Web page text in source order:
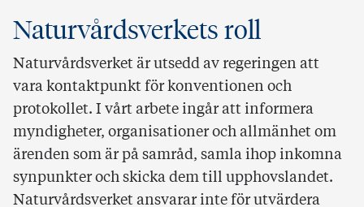
Naturvårdsverkets roll
Naturvårdsverket är utsedd av regeringen att
vara kontaktpunkt för konventionen och
protokollet. I vårt arbete ingår att informera
myndigheter, organisationer och allmänhet om
ärenden som är på samråd, samla ihop inkomna
synpunkter och skicka dem till upphovslandet.
Naturvårdsverket ansvarar inte för utvärdera